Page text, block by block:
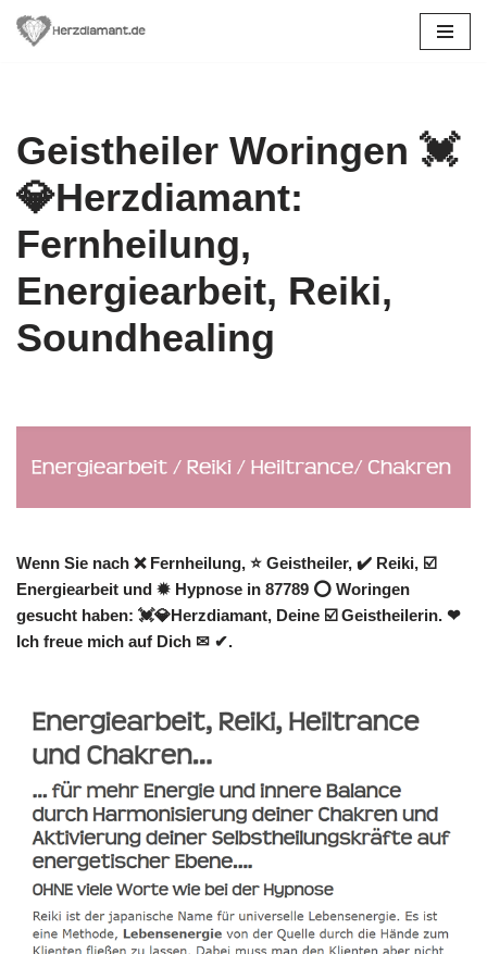
Geistheiler Woringen 💓️
💎Herzdiamant:
Fernheilung,
Energiearbeit, Reiki,
Soundhealing
Wenn Sie nach ❌ Fernheilung, ⭐ Geistheiler, ✔️ Reiki, ☑️
Energiearbeit und ✹ Hypnose in 87789 ⭕ Woringen
gesucht haben: 💓️💎Herzdiamant, Deine ☑️ Geistheilerin. ❤
Ich freue mich auf Dich ✉ ✔.